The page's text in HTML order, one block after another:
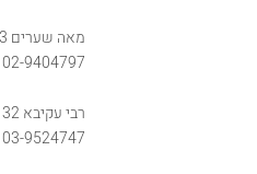
מאה שערים 3 ירושלים
02-9404797
רבי עקיבא 132 ב״ב
03-9524747